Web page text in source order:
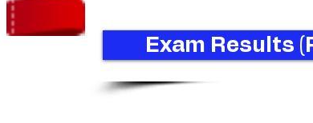
Exam Results